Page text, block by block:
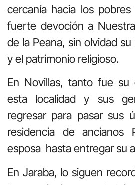
cercanía hacia los
fuerte devoción a
de la Peana, sin olvidad
y el patrimonio religioso.
En Novillas, tanto fue su
esta localidad y sus
regresar para pasar sus
residencia de ancianos
esposa hasta entregar su
En Jaraba, lo siguen